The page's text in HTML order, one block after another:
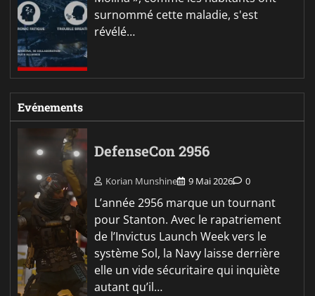
surnommé cette maladie, s'est
révélé…
Evénements
DefenseCon 2956
Korian Munshine 9 Mai 2026 0
L’année 2956 marque un tournant
pour Stanton. Avec le rapatriement
de l’Invictus Launch Week vers le
système Sol, la Navy laisse derrière
elle un vide sécuritaire qui inquiète
autant qu’il…